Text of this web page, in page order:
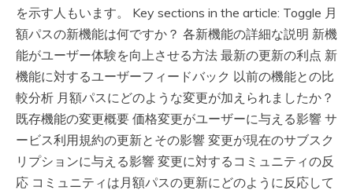
を示す人もいます。 Key sections in the article: Toggle 月
額パスの新機能は何ですか？ 各新機能の詳細な説明 新機
能がユーザー体験を向上させる方法 最新の更新の利点 新
機能に対するユーザーフィードバック 以前の機能との比
較分析 月額パスにどのような変更が加えられましたか？
既存機能の変更概要 価格変更がユーザーに与える影響 サ
ービス利用規約の更新とその影響 変更が現在のサブスク
リプションに与える影響 変更に対するコミュニティの反
応 コミュニティは月額パスの更新にどのように反応して